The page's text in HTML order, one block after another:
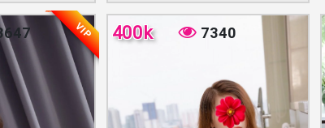
VIP 400k 7340